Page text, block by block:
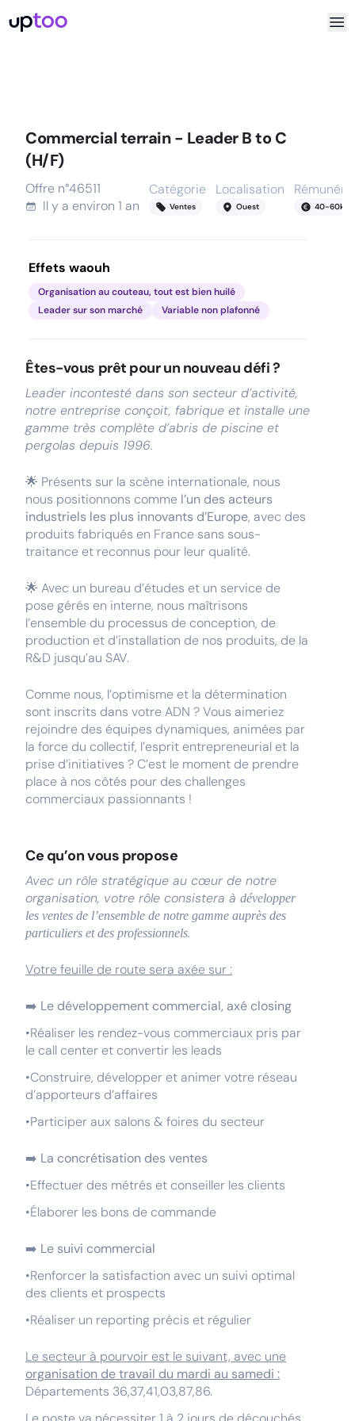
Commercial terrain - Leader B to C
(H/F)
Offre n°46511
Il y a environ 1 an
Catégorie
Ventes
Localisation
Ouest 40-60k
Effets waouh
Organisation au couteau, tout est bien huilé
Leader sur son marché
Variable non plafonné
Êtes-vous prêt pour un nouveau défi ?
Leader incontesté dans son secteur d’activité,
notre entreprise conçoit, fabrique et installe une
gamme très complète d’abris de piscine et
pergolas depuis 1996.
🌟 Présents sur la scène internationale, nous
nous positionnons comme l’un des acteurs
industriels les plus innovants d’Europe, avec des
produits fabriqués en France sans sous-
traitance et reconnus pour leur qualité.
🌟 Avec un bureau d’études et un service de
pose gérés en interne, nous maîtrisons
l’ensemble du processus de conception, de
production et d’installation de nos produits, de la
R&D jusqu’au SAV.
Comme nous, l’optimisme et la détermination
sont inscrits dans votre ADN ? Vous aimeriez
rejoindre des équipes dynamiques, animées par
la force du collectif, l’esprit entrepreneurial et la
prise d’initiatives ? C’est le moment de prendre
place à nos côtés pour des challenges
commerciaux passionnants !
Ce qu’on vous propose
Avec un rôle stratégique au cœur de notre
organisation, votre rôle consistera à développer
les ventes de l’ensemble de notre gamme auprès des
particuliers et des professionnels.
Votre feuille de route sera axée sur :
➡️ Le développement commercial, axé closing
•Réaliser les rendez-vous commerciaux pris par
le call center et convertir les leads
•Construire, développer et animer votre réseau
d’apporteurs d’affaires
•Participer aux salons & foires du secteur
➡️ La concrétisation des ventes
•Effectuer des métrés et conseiller les clients
•Élaborer les bons de commande
➡️ Le suivi commercial
•Renforcer la satisfaction avec un suivi optimal
des clients et prospects
•Réaliser un reporting précis et régulier
Le secteur à pourvoir est le suivant, avec une
organisation de travail du mardi au samedi :
Départements 36,37,41,03,87,86.